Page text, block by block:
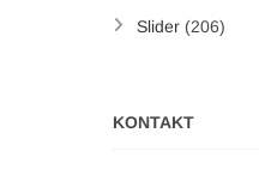
Slider (206)
KONTAKT